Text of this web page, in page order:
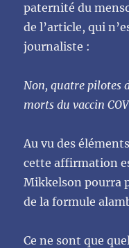
paternité du
de l’article, qui
journaliste :
Non, quatre pilotes
morts du vaccin
Au vu des
cette affirmation
Mikkelson pourra
de la formule
Ce ne sont que